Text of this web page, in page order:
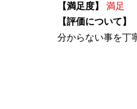
【満足度】
満足
【評価について】
分からない事を丁